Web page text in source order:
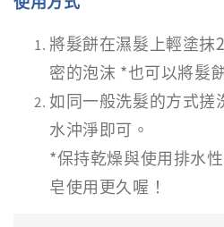
將髮餅在濕髮上輕塗抹
密的泡沫 *也可以將髮
如同一般洗髮的方式搓
水沖淨即可。
*保持乾燥與使用排水
皂使用更久喔！